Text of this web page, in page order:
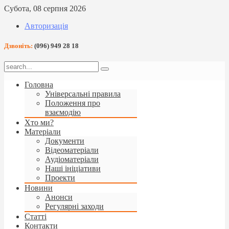
Субота, 08 серпня 2026
Авторизація
Дзвоніть: (096) 949 28 18
Головна
Універсальні правила
Положення про
взаємодію
Хто ми?
Матеріали
Документи
Відеоматеріали
Аудіоматеріали
Наші ініціативи
Проекти
Новини
Анонси
Регулярні заходи
Статті
Контакти